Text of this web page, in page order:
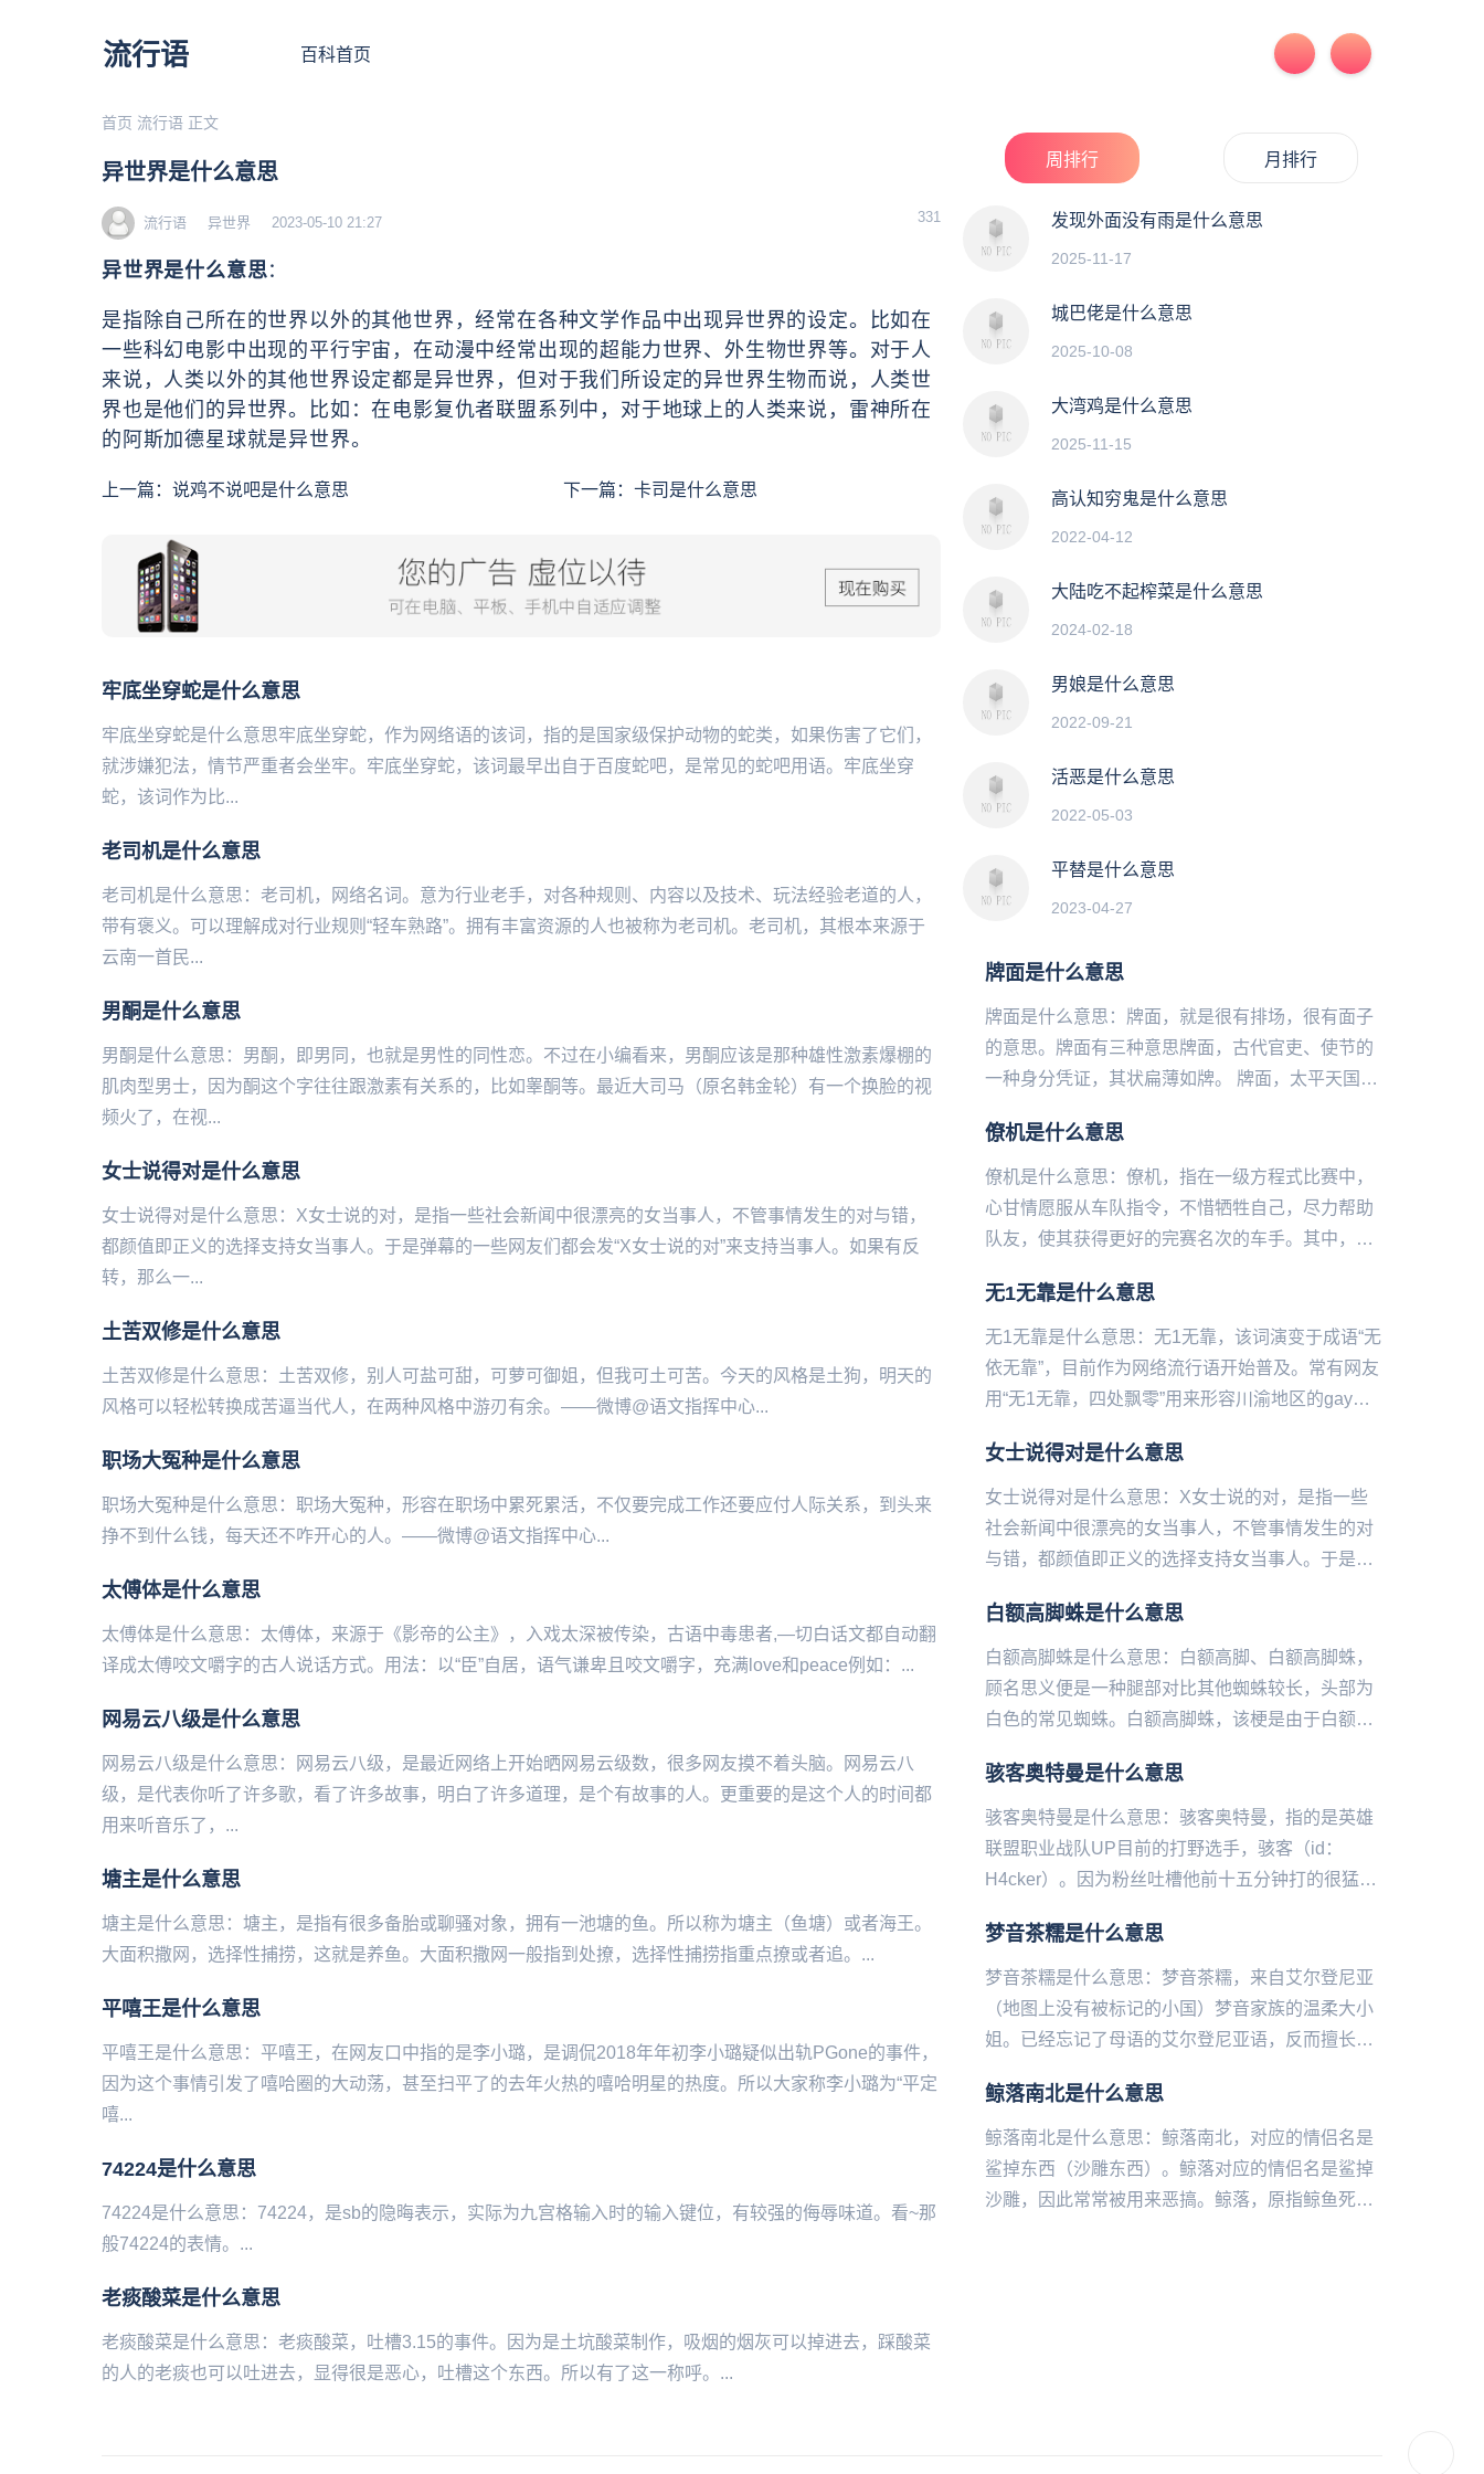
流行语 百科首页
首页 流行语 正文
异世界是什么意思
流行语 异世界 2023-05-10 21:27 331
异世界是什么意思：
是指除自己所在的世界以外的其他世界，经常在各种文学作品中出现异世界的设定。比如在
一些科幻电影中出现的平行宇宙，在动漫中经常出现的超能力世界、外生物世界等。对于人
来说，人类以外的其他世界设定都是异世界，但对于我们所设定的异世界生物而说，人类世
界也是他们的异世界。比如：在电影复仇者联盟系列中，对于地球上的人类来说，雷神所在
的阿斯加德星球就是异世界。
上一篇： 说鸡不说吧是什么意思 下一篇： 卡司是什么意思
牢底坐穿蛇是什么意思
牢底坐穿蛇是什么意思牢底坐穿蛇，作为网络语的该词，指的是国家级保护动物的蛇类，如果伤害了它们，
就涉嫌犯法，情节严重者会坐牢。牢底坐穿蛇，该词最早出自于百度蛇吧，是常见的蛇吧用语。牢底坐穿
蛇，该词作为比...
老司机是什么意思
老司机是什么意思：老司机，网络名词。意为行业老手，对各种规则、内容以及技术、玩法经验老道的人，
带有褒义。可以理解成对行业规则“轻车熟路”。拥有丰富资源的人也被称为老司机。老司机，其根本来源于
云南一首民...
男酮是什么意思
男酮是什么意思：男酮，即男同，也就是男性的同性恋。不过在小编看来，男酮应该是那种雄性激素爆棚的
肌肉型男士，因为酮这个字往往跟激素有关系的，比如睾酮等。最近大司马（原名韩金轮）有一个换脸的视
频火了，在视...
女士说得对是什么意思
女士说得对是什么意思：X女士说的对，是指一些社会新闻中很漂亮的女当事人，不管事情发生的对与错，
都颜值即正义的选择支持女当事人。于是弹幕的一些网友们都会发“X女士说的对”来支持当事人。如果有反
转，那么一...
土苦双修是什么意思
土苦双修是什么意思：土苦双修，别人可盐可甜，可萝可御姐，但我可土可苦。今天的风格是土狗，明天的
风格可以轻松转换成苦逼当代人，在两种风格中游刃有余。——微博@语文指挥中心...
职场大冤种是什么意思
职场大冤种是什么意思：职场大冤种，形容在职场中累死累活，不仅要完成工作还要应付人际关系，到头来
挣不到什么钱，每天还不咋开心的人。——微博@语文指挥中心...
太傅体是什么意思
太傅体是什么意思：太傅体，来源于《影帝的公主》，入戏太深被传染，古语中毒患者,—切白话文都自动翻
译成太傅咬文嚼字的古人说话方式。用法：以“臣”自居，语气谦卑且咬文嚼字，充满love和peace例如：...
网易云八级是什么意思
网易云八级是什么意思：网易云八级，是最近网络上开始晒网易云级数，很多网友摸不着头脑。网易云八
级，是代表你听了许多歌，看了许多故事，明白了许多道理，是个有故事的人。更重要的是这个人的时间都
用来听音乐了，...
塘主是什么意思
塘主是什么意思：塘主，是指有很多备胎或聊骚对象，拥有一池塘的鱼。所以称为塘主（鱼塘）或者海王。
大面积撒网，选择性捕捞，这就是养鱼。大面积撒网一般指到处撩，选择性捕捞指重点撩或者追。...
平嘻王是什么意思
平嘻王是什么意思：平嘻王，在网友口中指的是李小璐，是调侃2018年年初李小璐疑似出轨PGone的事件，
因为这个事情引发了嘻哈圈的大动荡，甚至扫平了的去年火热的嘻哈明星的热度。所以大家称李小璐为“平定
嘻...
74224是什么意思
74224是什么意思：74224，是sb的隐晦表示，实际为九宫格输入时的输入键位，有较强的侮辱味道。看‌‌‌‌‌‌‌‌‌‌‌~那
般74224的表情。...
老痰酸菜是什么意思
老痰酸菜是什么意思：老痰酸菜，吐槽‌‌‌‌‌3.15的事件。因为是土坑酸菜制作，吸烟的烟灰可以掉进去，踩酸菜
的人的老痰也可以吐进去，显得很是恶心，吐槽这个东西。所以有了这一称呼。...
周排行 月排行
发现外面没有雨是什么意思
2025-11-17
城巴佬是什么意思
2025-10-08
大湾鸡是什么意思
2025-11-15
高认知穷鬼是什么意思
2022-04-12
大陆吃不起榨菜是什么意思
2024-02-18
男娘是什么意思
2022-09-21
活恶是什么意思
2022-05-03
平替是什么意思
2023-04-27
牌面是什么意思
牌面是什么意思：牌面，就是很有排场，很有面子
的意思。牌面有三种意思牌面，古代官吏、使节的
一种身分凭证，其状扁薄如牌。 牌面，太平天国对
五、六岁至五、...
僚机是什么意思
僚机是什么意思：僚机，指在一级方程式比赛中，
心甘情愿服从车队指令，不惜牺牲自己，尽力帮助
队友，使其获得更好的完赛名次的车手。其中，芬
无1无靠是什么意思
无1无靠是什么意思：无1无靠，该词演变于成语“无
依无靠”，目前作为网络流行语开始普及。常有网友
用“无1无靠，四处飘零”用来形容川渝地区的gay
下：同性恋高考填...
女士说得对是什么意思
女士说得对是什么意思：X女士说的对，是指一些
社会新闻中很漂亮的女当事人，不管事情发生的对
与错，都颜值即正义的选择支持女当事人。于是弹
人。如果有反转，那么一...
白额高脚蛛是什么意思
白额高脚蛛是什么意思：白额高脚、白额高脚蛛，
顾名思义便是一种腿部对比其他蜘蛛较长，头部为
白色的常见蜘蛛。白额高脚蛛，该梗是由于白额高
内，所以在论坛里经常有人问...
骇客奥特曼是什么意思
骇客奥特曼是什么意思：骇客奥特曼，指的是英雄
联盟职业战队UP目前的打野选手，骇客（id：
H4cker）。因为粉丝吐槽他前十五分钟打的很猛，
梦音茶糯是什么意思
梦音茶糯是什么意思：梦音茶糯，来自艾尔登尼亚
（地图上没有被标记的小国）梦音家族的温柔大小
姐。已经忘记了母语的艾尔登尼亚语，反而擅长中
大量配音、翻唱和声线模仿...
鲸落南北是什么意思
鲸落南北是什么意思：鲸落南北，对应的情侣名是
鲨掉东西（沙雕东西）。鲸落对应的情侣名是鲨掉
沙雕，因此常常被用来恶搞。鲸落，原指鲸鱼死亡